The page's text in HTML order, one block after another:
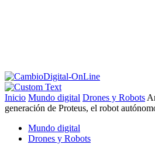
Inicio Mundo digital Drones y Robots
generación de Proteus, el robot
Mundo digital
Drones y Robots